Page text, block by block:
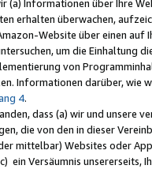
(a) Informationen über Ihre
erhalten überwachen,
Website über einen
um die Einhaltung
von
Informationen darüber, wie
4.
dass (a) wir und
die von den in dieser
mittelbar) Websites oder
ein Versäumnis unsererseits,